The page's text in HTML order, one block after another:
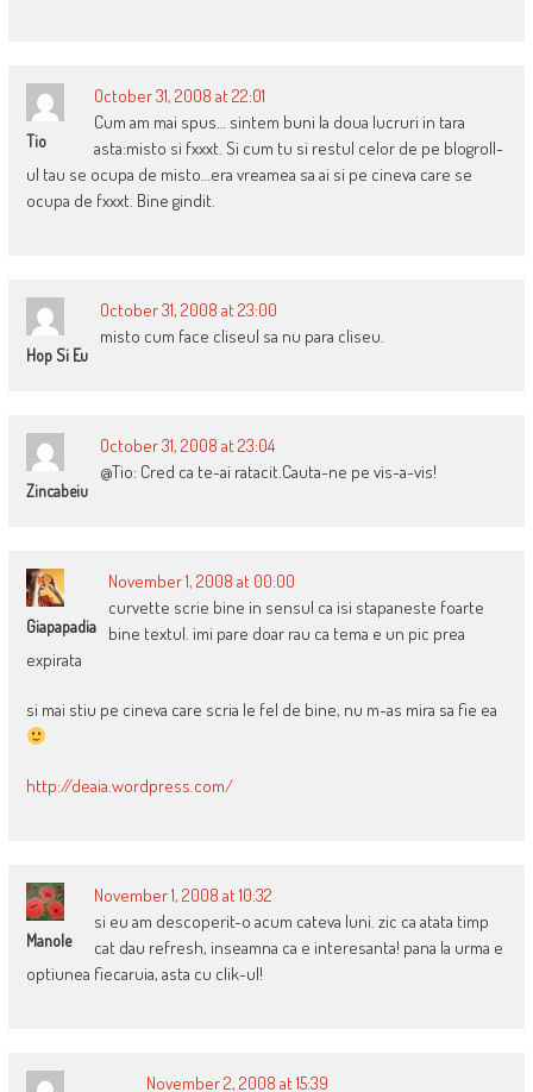
Tio
October 31, 2008 at 22:01
Cum am mai spus… sintem buni la doua lucruri in tara
asta:misto si fxxxt. Si cum tu si restul celor de pe blogroll-
ul tau se ocupa de misto…era vreamea sa ai si pe cineva care se
ocupa de fxxxt. Bine gindit.
Hop Si Eu
October 31, 2008 at 23:00
misto cum face cliseul sa nu para cliseu.
Zincabeiu
October 31, 2008 at 23:04
@Tio: Cred ca te-ai ratacit.Cauta-ne pe vis-a-vis!
Giapapadia
November 1, 2008 at 00:00
curvette scrie bine in sensul ca isi stapaneste foarte
bine textul. imi pare doar rau ca tema e un pic prea
expirata
si mai stiu pe cineva care scria le fel de bine, nu m-as mira sa fie ea
http://deaia.wordpress.com/
Manole
November 1, 2008 at 10:32
si eu am descoperit-o acum cateva luni. zic ca atata timp
cat dau refresh, inseamna ca e interesanta! pana la urma e
optiunea fiecaruia, asta cu clik-ul!
November 2, 2008 at 15:39